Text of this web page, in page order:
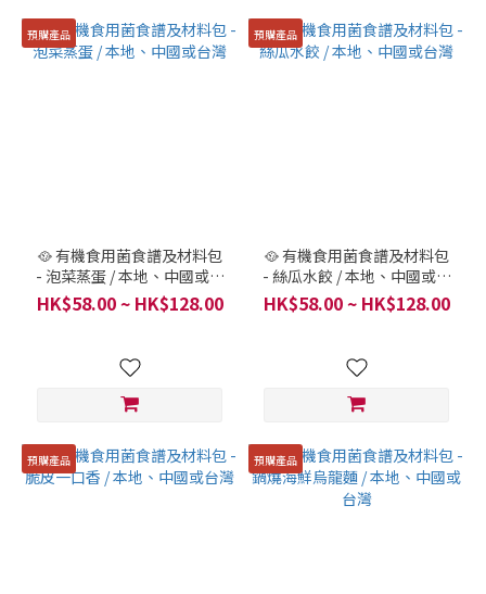
預購產品
🥘 有機食用菌食譜及材料包
- 泡菜蒸蛋 / 本地、中國或台
灣
HK$58.00 ~ HK$128.00
預購產品
🥘 有機食用菌食譜及材料包
- 絲瓜水餃 / 本地、中國或台
灣
HK$58.00 ~ HK$128.00
預購產品 預購產品